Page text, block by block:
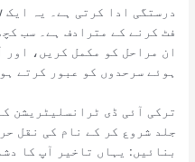
فٹ کرنے کے مترادف ہے۔ سب
ان مراحل کو مکمل کریں،
ہوئے سرحدوں کو عبور کرتے
ترکی آئی ڈی ٹرانسلیٹریشن
جلد شروع کر کے نام کی نقل
بنائیں: یہاں تاخیر آپ کا